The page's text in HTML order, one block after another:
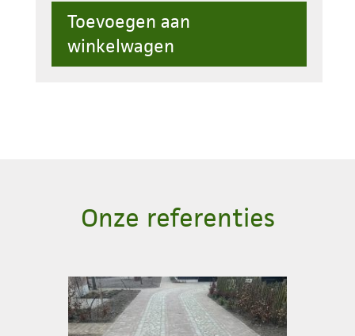
platine
14x20x5/7
31st/m2
Toevoegen aan
winkelwagen
Onze referenties